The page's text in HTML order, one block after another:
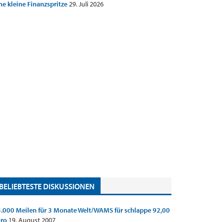
kleine Finanzspritze29. Juli 2026
BELIEBTESTE DISKUSSIONEN
Meilen für 3 Monate Welt/WAMS für schlappe 92,00
19. August 2007